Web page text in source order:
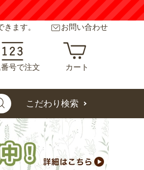
ます。 お問い合わせ
号で注文 カート
こだわり検索